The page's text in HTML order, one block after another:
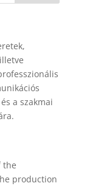
a szakmai
the
production